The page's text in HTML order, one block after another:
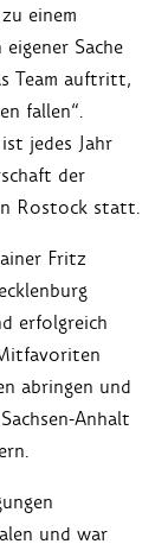
einem
Sache
Team auftritt,
fallen“.
jedes Jahr
der
Rostock statt.
Fritz
erfolgreich
abringen und
Anhalt
und war